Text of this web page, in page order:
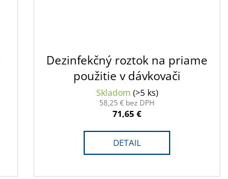
Dezinfekčný roztok na priame
použitie v dávkovači
dezinfekcie; 5l
Skladom (>5 ks)
58,25 € bez DPH
71,65 €
DETAIL